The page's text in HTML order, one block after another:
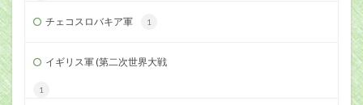
チェコスロバキア軍 1
イギリス軍 (第二次世界大戦
1